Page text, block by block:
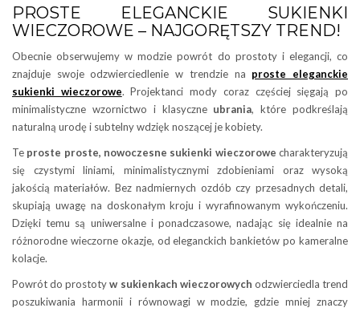
PROSTE ELEGANCKIE SUKIENKI
WIECZOROWE – NAJGORĘTSZY TREND!
Obecnie obserwujemy w modzie powrót do prostoty i elegancji, co
znajduje swoje odzwierciedlenie w trendzie na proste eleganckie
sukienki wieczorowe. Projektanci mody coraz częściej sięgają po
minimalistyczne wzornictwo i klasyczne ubrania, które podkreślają
naturalną urodę i subtelny wdzięk noszącej je kobiety.
Te proste proste, nowoczesne sukienki wieczorowe charakteryzują
się czystymi liniami, minimalistycznymi zdobieniami oraz wysoką
jakością materiałów. Bez nadmiernych ozdób czy przesadnych detali,
skupiają uwagę na doskonałym kroju i wyrafinowanym wykończeniu.
Dzięki temu są uniwersalne i ponadczasowe, nadając się idealnie na
różnorodne wieczorne okazje, od eleganckich bankietów po kameralne
kolacje.
Powrót do prostotyw sukienkach wieczorowych odzwierciedla trend
poszukiwania harmonii i równowagi w modzie, gdzie mniej znaczy